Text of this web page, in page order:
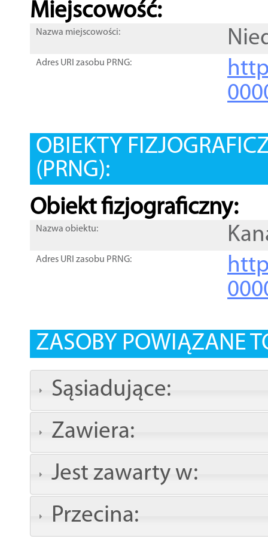
Miejscowość:
Nazwa miejscowości:
Adres URI zasobu PRNG:
OBIEKTY
(PRNG):
Obiekt fizjograficzny:
Nazwa obiektu:
Adres URI zasobu PRNG:
ZASOBY POWIĄZANE
Sąsiadujące:
Zawiera:
Jest zawarty w:
Przecina: